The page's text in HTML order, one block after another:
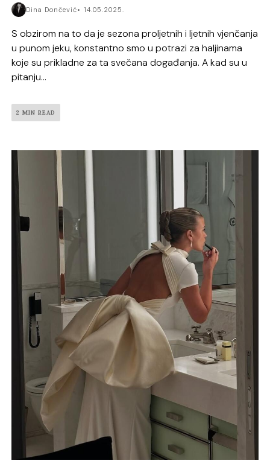
Dina Dončević 14.05.2025.
S obzirom na to da je sezona proljetnih i ljetnih vjenčanja
u punom jeku, konstantno smo u potrazi za haljinama
koje su prikladne za ta svečana događanja. A kad su u
pitanju...
2 MIN READ